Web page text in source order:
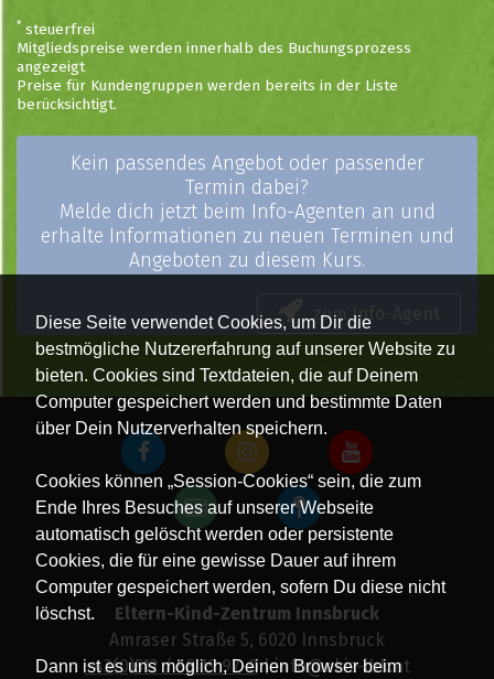
Diese Seite verwendet Cookies, um Dir die
bestmögliche Nutzererfahrung auf unserer Website zu
bieten. Cookies sind Textdateien, die auf Deinem
Computer gespeichert werden und bestimmte Daten
über Dein Nutzerverhalten speichern.
Cookies können „Session-Cookies“ sein, die zum
Ende Ihres Besuches auf unserer Webseite
automatisch gelöscht werden oder persistente
Cookies, die für eine gewisse Dauer auf ihrem
Computer gespeichert werden, sofern Du diese nicht
löschst.
Dann ist es uns möglich, Deinen Browser beim
* steuerfrei
Mitgliedspreise werden innerhalb des Buchungsprozess
angezeigt
Preise für Kundengruppen werden bereits in der Liste
berücksichtigt.
Kein passendes Angebot oder passender
Termin dabei?
Melde dich jetzt beim Info-Agenten an und
erhalte Informationen zu neuen Terminen und
Angeboten zu diesem Kurs.
zum Info-Agent
Eltern-Kind-Zentrum Innsbruck
Amraser Straße 5, 6020 Innsbruck
+43(0)512 / 58 19 97-0| info@ekiz-ibk.at